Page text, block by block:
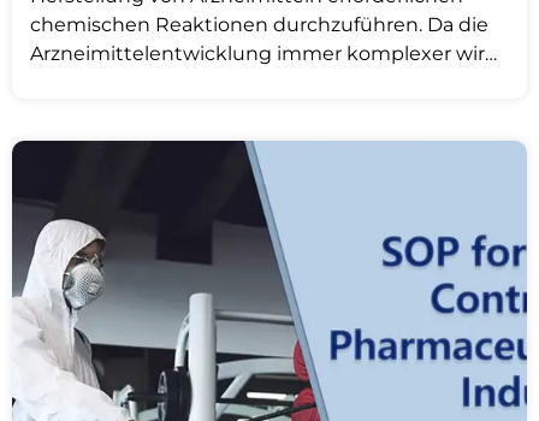
chemischen Reaktionen durchzuführen. Da die
Arzneimittelentwicklung immer komplexer wird,